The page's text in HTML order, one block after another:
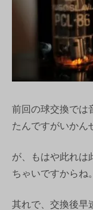
前回の球交換では
たんですがいかん
が、もはや此れは
ちゃいですからね。
其れで、交換後早